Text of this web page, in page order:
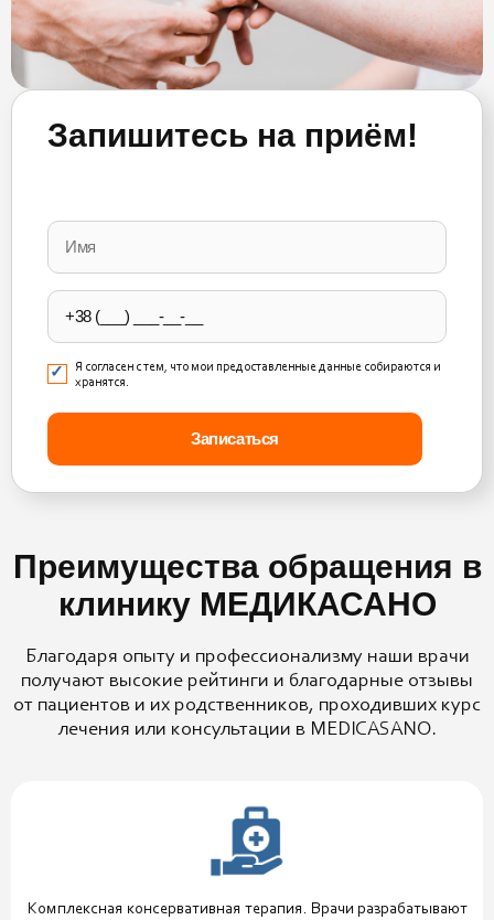
Запишитесь на приём!
leave
this
field
empty.
Я согласен с тем, что мои предоставленные данные собираются и
хранятся.
Преимущества обращения в
клинику МЕДИКАСАНО
Благодаря опыту и профессионализму наши врачи
получают высокие рейтинги и благодарные отзывы
от пациентов и их родственников, проходивших курс
лечения или консультации в MEDICASANO.
Комплексная консервативная терапия. Врачи разрабатывают